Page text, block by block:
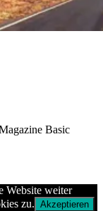
Basic
Website weiter
zu. Akzeptieren